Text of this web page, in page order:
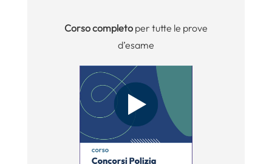
Corso completo per tutte le prove
d’esame